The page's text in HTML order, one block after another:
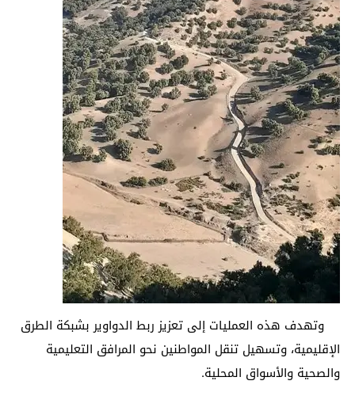
وتهدف هذه العمليات إلى تعزيز ربط الدواوير بشبكة الطرق
الإقليمية، وتسهيل تنقل المواطنين نحو المرافق التعليمية
والصحية والأسواق المحلية.